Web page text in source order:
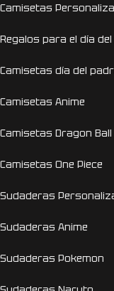
Camisetas
Regalos para el día
Camisetas día del
Camisetas Anime
Camisetas Dragon Ball
Camisetas One Piece
Sudaderas
Sudaderas Anime
Sudaderas Pokemon